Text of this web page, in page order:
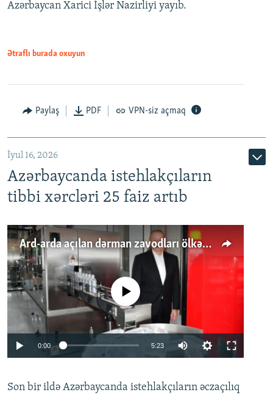
Azərbaycan Xarici İşlər Nazirliyi yayıb.
Ətraflı burada oxuyun
Paylaş PDF VPN-siz açmaq
İyul 16, 2026
Azərbaycanda istehlakçıların
tibbi xərcləri 25 faiz artıb
Ard-arda açılan dərman zavodları ölkənin tələbatını ödəyirmi?
No media source currently available
0:00 5:23
360p
Son bir ildə Azərbaycanda istehlakçıların əczaçılıq